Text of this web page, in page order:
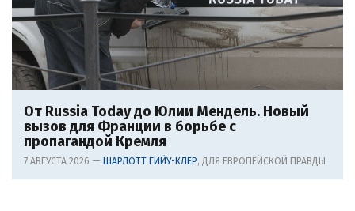
От Russia Today до Юлии Мендель. Новый
вызов для Франции в борьбе с
пропагандой Кремля
7 АВГУСТА 2026 — ШАРЛОТТ ГИЙУ-КЛЕР, ДЛЯ ЕВРОПЕЙСКОЙ ПРАВДЫ